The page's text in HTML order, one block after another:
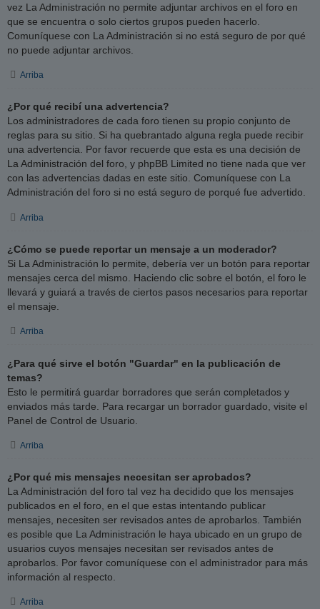
vez La Administración no permite adjuntar archivos en el foro en
que se encuentra o solo ciertos grupos pueden hacerlo.
Comuníquese con La Administración si no está seguro de por qué
no puede adjuntar archivos.
Arriba
¿Por qué recibí una advertencia?
Los administradores de cada foro tienen su propio conjunto de
reglas para su sitio. Si ha quebrantado alguna regla puede recibir
una advertencia. Por favor recuerde que esta es una decisión de
La Administración del foro, y phpBB Limited no tiene nada que ver
con las advertencias dadas en este sitio. Comuníquese con La
Administración del foro si no está seguro de porqué fue advertido.
Arriba
¿Cómo se puede reportar un mensaje a un moderador?
Si La Administración lo permite, debería ver un botón para reportar
mensajes cerca del mismo. Haciendo clic sobre el botón, el foro le
llevará y guiará a través de ciertos pasos necesarios para reportar
el mensaje.
Arriba
¿Para qué sirve el botón "Guardar" en la publicación de
temas?
Esto le permitirá guardar borradores que serán completados y
enviados más tarde. Para recargar un borrador guardado, visite el
Panel de Control de Usuario.
Arriba
¿Por qué mis mensajes necesitan ser aprobados?
La Administración del foro tal vez ha decidido que los mensajes
publicados en el foro, en el que estas intentando publicar
mensajes, necesiten ser revisados antes de aprobarlos. También
es posible que La Administración le haya ubicado en un grupo de
usuarios cuyos mensajes necesitan ser revisados antes de
aprobarlos. Por favor comuníquese con el administrador para más
información al respecto.
Arriba